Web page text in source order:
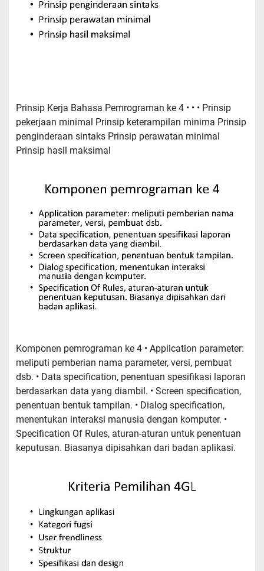
Prinsip Kerja Bahasa Pemrograman ke 4 • • • Prinsip
pekerjaan minimal Prinsip keterampilan minima Prinsip
penginderaan sintaks Prinsip perawatan minimal
Prinsip hasil maksimal
Komponen pemrograman ke 4 • Application parameter:
meliputi pemberian nama parameter, versi, pembuat
dsb. • Data specification, penentuan spesifikasi laporan
berdasarkan data yang diambil. • Screen specification,
penentuan bentuk tampilan. • Dialog specification,
menentukan interaksi manusia dengan komputer. •
Specification Of Rules, aturan-aturan untuk penentuan
keputusan. Biasanya dipisahkan dari badan aplikasi.